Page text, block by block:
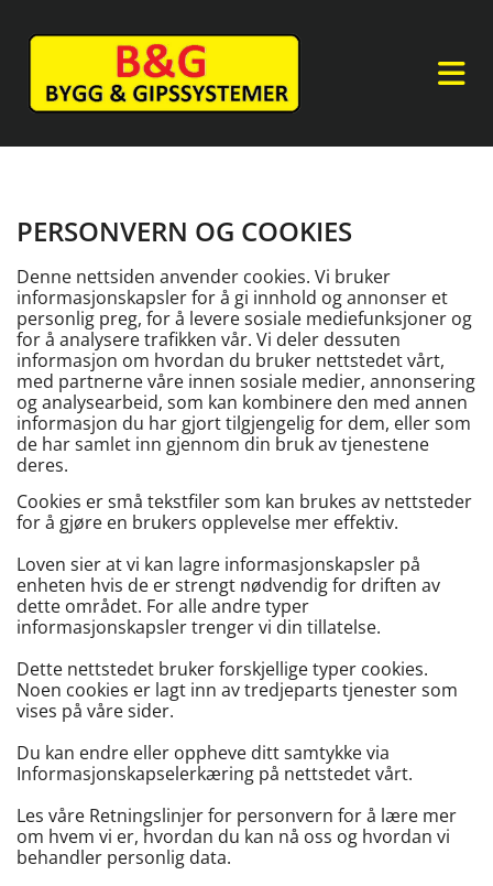
PERSONVERN OG COOKIES
Denne nettsiden anvender cookies. Vi bruker
informasjonskapsler for å gi innhold og annonser et
personlig preg, for å levere sosiale mediefunksjoner og
for å analysere trafikken vår. Vi deler dessuten
informasjon om hvordan du bruker nettstedet vårt,
med partnerne våre innen sosiale medier, annonsering
og analysearbeid, som kan kombinere den med annen
informasjon du har gjort tilgjengelig for dem, eller som
de har samlet inn gjennom din bruk av tjenestene
deres.
Cookies er små tekstfiler som kan brukes av nettsteder
for å gjøre en brukers opplevelse mer effektiv.
Loven sier at vi kan lagre informasjonskapsler på
enheten hvis de er strengt nødvendig for driften av
dette området. For alle andre typer
informasjonskapsler trenger vi din tillatelse.
Dette nettstedet bruker forskjellige typer cookies.
Noen cookies er lagt inn av tredjeparts tjenester som
vises på våre sider.
Du kan endre eller oppheve ditt samtykke via
Informasjonskapselerkæring på nettstedet vårt.
Les våre Retningslinjer for personvern for å lære mer
om hvem vi er, hvordan du kan nå oss og hvordan vi
behandler personlig data.